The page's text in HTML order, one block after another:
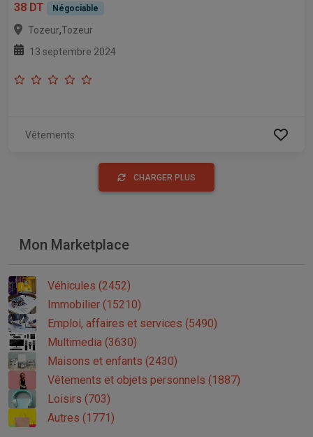
38 DT
Négociable
Tozeur,Tozeur
13 septembre 2024
Vêtements
CHARGER PLUS
Mon Marketplace
Véhicules (2452)
Immobilier (15210)
Emploi, affaires et services (5490)
Multimedia (3630)
Maisons et enfants (2430)
Vêtements et objets personnels (1887)
Loisirs (703)
Autres (1771)